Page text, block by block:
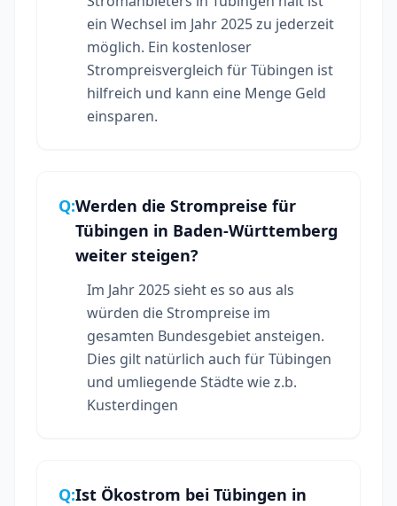
ein Wechsel im Jahr 2025 zu jederzeit
möglich. Ein kostenloser
Strompreisvergleich für Tübingen ist
hilfreich und kann eine Menge Geld
einsparen.
Q:Werden die Strompreise für
Tübingen in Baden-Württemberg
weiter steigen?
Im Jahr 2025 sieht es so aus als
würden die Strompreise im
gesamten Bundesgebiet ansteigen.
Dies gilt natürlich auch für Tübingen
und umliegende Städte wie z.b.
Kusterdingen
Q:Ist Ökostrom bei Tübingen in